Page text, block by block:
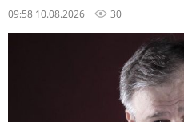
09:58 10.08.2026 30